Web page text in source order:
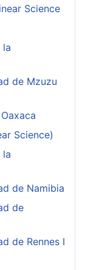
Science
la
de Mzuzu
Science)
la
de Namibia
de
de Rennes I